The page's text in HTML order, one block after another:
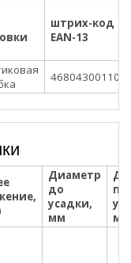
штрих-код
EAN-13
Диаметр
до
усадки,
мм
мм